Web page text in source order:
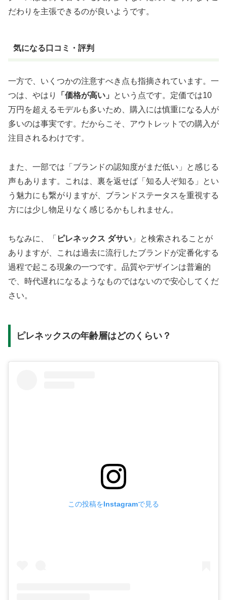
だわりを主張できるのが良いようです。
気になる口コミ・評判
一方で、いくつかの注意すべき点も指摘されています。一
つは、やはり
「価格が高い」
という点です。定価では10
万円を超えるモデルも多いため、購入には慎重になる人が
多いのは事実です。だからこそ、アウトレットでの購入が
注目されるわけです。
また、一部では「ブランドの認知度がまだ低い」と感じる
声もあります。これは、裏を返せば「知る人ぞ知る」とい
う魅力にも繋がりますが、ブランドステータスを重視する
方には少し物足りなく感じるかもしれません。
ちなみに、「 ピレネックス ダサい 」と検索されることが
ありますが、これは過去に流行したブランドが定番化する
過程で起こる現象の一つです。品質やデザインは普遍的
で、時代遅れになるようなものではないので安心してくだ
さい。
ピレネックスの年齢層はどのくらい？
この投稿をInstagramで見る